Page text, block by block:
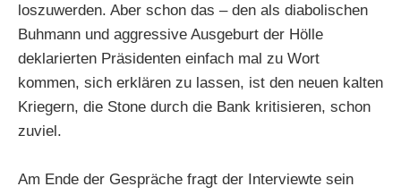
loszuwerden. Aber schon das – den als diabolischen
Buhmann und aggressive Ausgeburt der Hölle
deklarierten Präsidenten einfach mal zu Wort
kommen, sich erklären zu lassen, ist den neuen kalten
Kriegern, die Stone durch die Bank kritisieren, schon
zuviel.
Am Ende der Gespräche fragt der Interviewte sein